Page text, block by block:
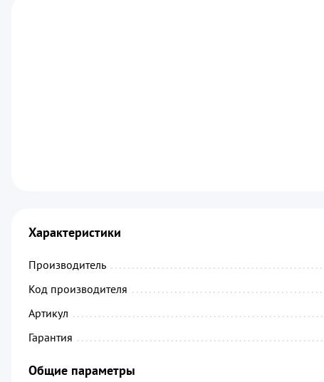
Характеристики
Производитель
Код производителя
Артикул
Гарантия
Общие параметры